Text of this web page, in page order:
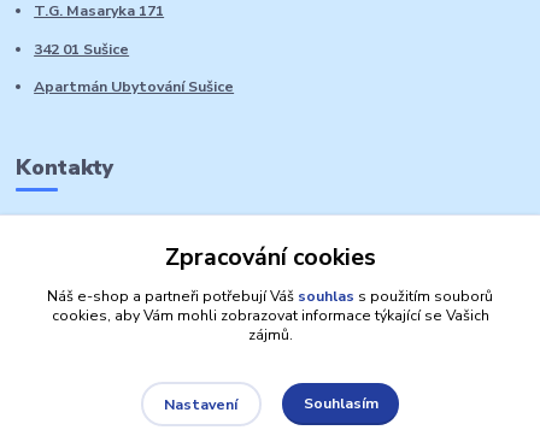
T.G. Masaryka 171
342 01 Sušice
Apartmán Ubytování Sušice
Kontakty
Zpracování cookies
Náš e-shop a partneři potřebují Váš souhlas s použitím souborů
cookies, aby Vám mohli zobrazovat informace týkající se Vašich
zájmů.
Nastavení Souhlasím